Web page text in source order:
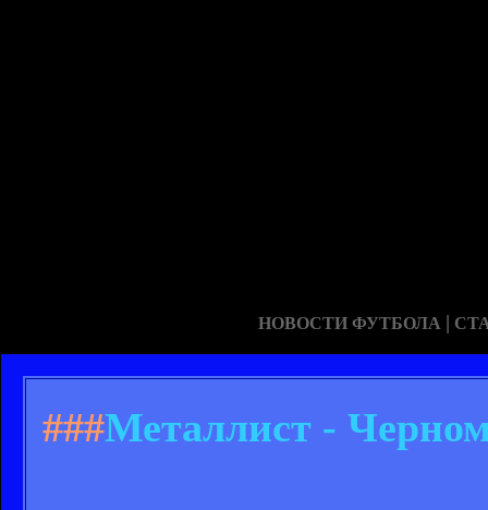
НОВОСТИ ФУТБОЛА |
###Металлист -